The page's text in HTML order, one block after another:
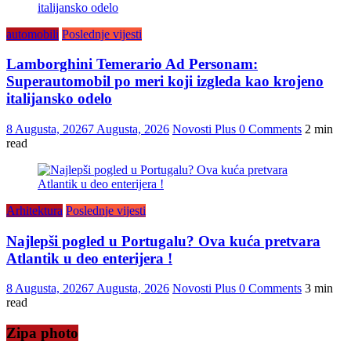
automobili Poslednje vijesti
Lamborghini Temerario Ad Personam:
Superautomobil po meri koji izgleda kao krojeno
italijansko odelo
8 Augusta, 20267 Augusta, 2026 Novosti Plus 0 Comments 2 min
read
Arhitektura Poslednje vijesti
Najlepši pogled u Portugalu? Ova kuća pretvara
Atlantik u deo enterijera !
8 Augusta, 20267 Augusta, 2026 Novosti Plus 0 Comments 3 min
read
Zipa photo